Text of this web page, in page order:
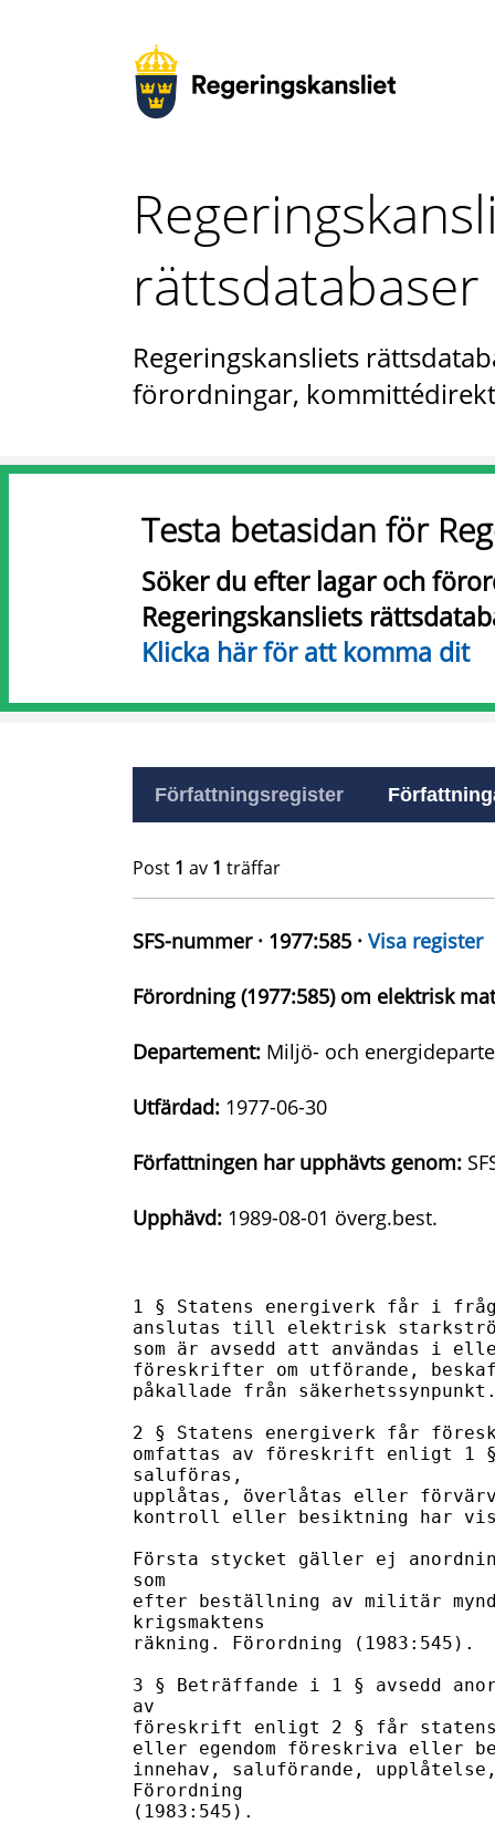
rättsdatabaser
Regeringskansliets
förordningar,
Testa betasidan för
Söker du efter lagar och
Regeringskansliets
Klicka här för att komma dit
Författningsregister
Post 1 av 1 träffar
SFS-nummer · 1977:585 · Visa register
Förordning (1977:585) om elektrisk
Departement: Miljö- och
Utfärdad: 1977-06-30
Författningen har upphävts genom:
Upphävd: 1989-08-01 överg.best.
1 § Statens energiverk får i
anslutas till elektrisk
som är avsedd att användas i
föreskrifter om utförande,
påkallade från
2 § Statens energiverk får
omfattas av föreskrift enligt 1
saluföras,
upplåtas, överlåtas eller
kontroll eller besiktning har
Första stycket gäller ej
som
efter beställning av militär
krigsmaktens
räkning. Förordning (1983:545).
3 § Beträffande i 1 § avsedd
av
föreskrift enligt 2 § får
eller egendom föreskriva eller
innehav, saluförande,
Förordning
(1983:545).